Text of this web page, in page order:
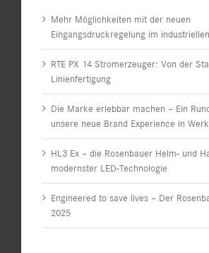
Mehr Möglichkeiten mit der neuen
Eingangsdruckregelung im
RTE PX 14 Stromerzeuger: Von der
Linienfertigung
Die Marke erlebbar machen – Ein
unsere neue Brand Experience in
HL3 Ex – die Rosenbauer Helm- und
modernster LED-Technologie
Engineered to save lives – Der
2025